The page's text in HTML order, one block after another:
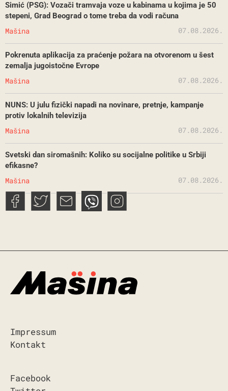
Simić (PSG): Vozači tramvaja voze u kabinama u kojima je 50
stepeni, Grad Beograd o tome treba da vodi računa
Mašina 07.08.2026.
Pokrenuta aplikacija za praćenje požara na otvorenom u šest
zemalja jugoistočne Evrope
Mašina 07.08.2026.
NUNS: U julu fizički napadi na novinare, pretnje, kampanje
protiv lokalnih televizija
Mašina 07.08.2026.
Svetski dan siromašnih: Koliko su socijalne politike u Srbiji
efikasne?
Mašina 07.08.2026.
Impressum
Kontakt
Facebook